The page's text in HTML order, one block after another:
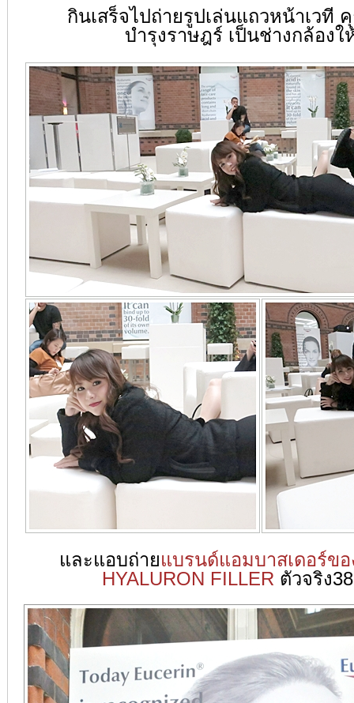
กินเสร็จไปถ่ายรูปเล่นแถวหน้าเวที
บำรุงราษฎร์ เป็นช่างกล้องใ
และแอบถ่ายแบรนด์แอมบาสเดอร์ขอ
HYALURON FILLER ตัวจริง